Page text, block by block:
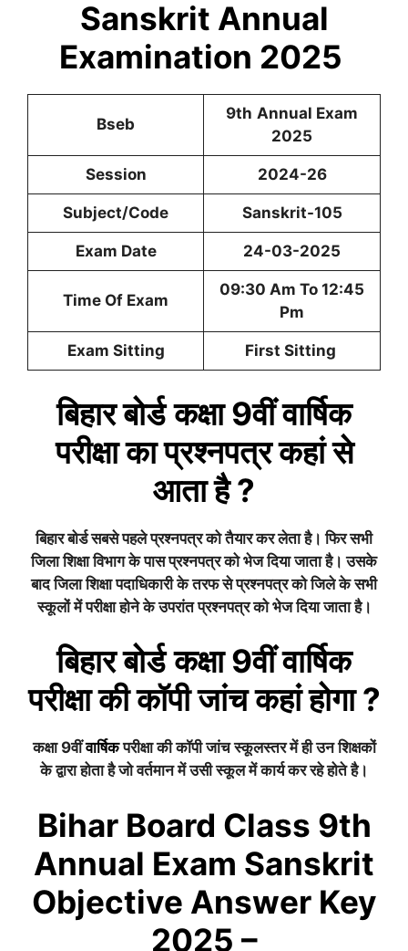
Sanskrit Annual
Examination 2025
Bseb
9th Annual Exam
2025
Session 2024-26
Subject/Code Sanskrit-105
Exam Date 24-03-2025
Time Of Exam
09:30 Am To 12:45
Pm
Exam Sitting First Sitting
बिहार बोर्ड कक्षा 9वींवार्षिक
परीक्षा का प्रश्नपत्र कहां से
आता है ?
बिहार बोर्ड सबसे पहले प्रश्नपत्र को तैयार कर लेता है। फिर सभी
जिला शिक्षा विभाग के पास प्रश्नपत्र को भेज दिया जाता है। उसके
बाद जिला शिक्षा पदाधिकारी के तरफ से प्रश्नपत्र को जिले के सभी
स्कूलों में परीक्षा होने के उपरांत प्रश्नपत्र को भेज दिया जाता है।
बिहार बोर्ड कक्षा 9वींवार्षिक
परीक्षा की कॉपी जांच कहां होगा ?
कक्षा 9वीं वार्षिकपरीक्षा की कॉपी जांच स्कूलस्तर में ही उन शिक्षकों
के द्वारा होता है जो वर्तमान में उसी स्कूल में कार्य कर रहे होते है।
Bihar Board Class 9th
Annual Exam Sanskrit
Objective Answer Key
2025 –